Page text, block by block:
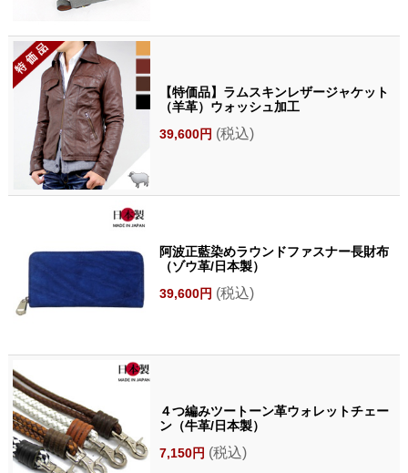
【特価品】ラムスキンレザージャケット
（羊革）ウォッシュ加工
39,600円 (税込)
阿波正藍染めラウンドファスナー長財布
（ゾウ革/日本製）
39,600円 (税込)
４つ編みツートーン革ウォレットチェー
ン（牛革/日本製）
7,150円 (税込)